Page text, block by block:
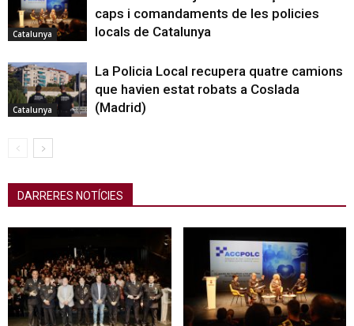
Catalunya
caps i comandaments de les policies
locals de Catalunya
Catalunya
La Policia Local recupera quatre camions
que havien estat robats a Coslada
(Madrid)
DARRERES NOTÍCIES